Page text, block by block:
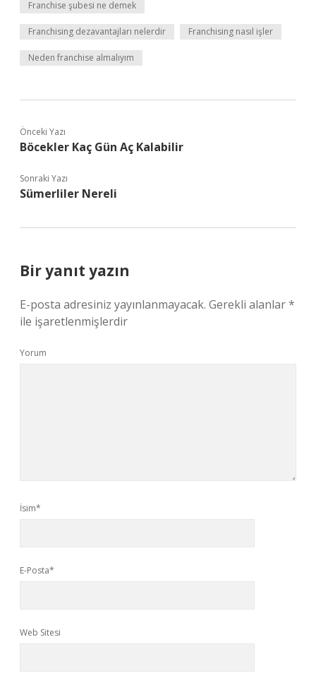
Franchise şubesi ne demek
Franchising dezavantajları nelerdir Franchising nasıl işler
Neden franchise almalıyım
Önceki Yazı
Böcekler Kaç Gün Aç Kalabilir
Sonraki Yazı
Sümerliler Nereli
Bir yanıt yazın
E-posta adresiniz yayınlanmayacak. Gerekli alanlar*
ile işaretlenmişlerdir
Yorum
İsim*
E-Posta*
Web Sitesi